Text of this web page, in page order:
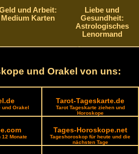
und Arbeit:
Medium Karten
Liebe und
Gesundheit:
Astrologisches
Lenormand
und Orakel von uns:
und Orakel
Tarot-Tageskarte.de
Tarot Tageskarte ziehen und
Horoskope
Monate
Tages-Horoskope.net
Tageshoroskop für heute und die
nächsten Tage